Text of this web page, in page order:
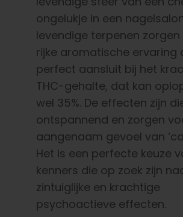
ongelukje in een
levendige terpenen
rijke aromatische ervaring
perfect aansluit bij het
THC-gehalte, dat kan
wel 35%. De effecten zijn
ontspannend en zorgen
aangenaam gevoel van
Het is een perfecte keuze
kenners die op zoek zijn
zintuiglijke en krachtige
psychoactieve effecten.